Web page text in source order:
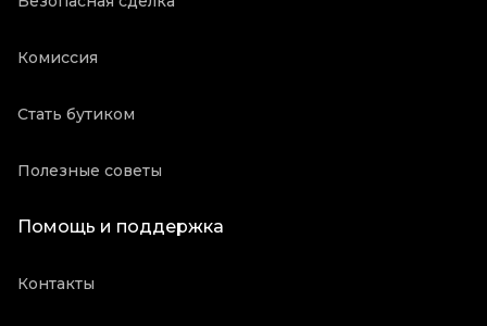
Комиссия
Стать бутиком
Полезные советы
Помощь и поддержка
Контакты